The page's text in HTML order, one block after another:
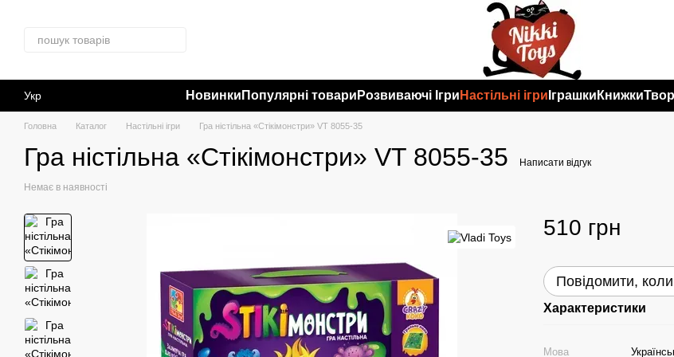
Укр Новинки Популярні товари Розвиваючі Ігри Настільні ігри Іграшки Книжки
Головна Каталог Настільні ігри Гра ністільна «Стікімонстри» VT 8055-35
Гра ністільна «Стікімонстри» VT 8055-35 Написати відгук
Немає в наявності
510 грн
Повідомити,
Характеристики
Мова